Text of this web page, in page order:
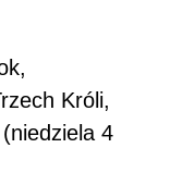
Króli,
4